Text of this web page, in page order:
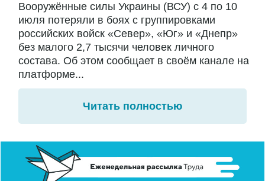
Вооружённые силы Украины (ВСУ) с 4 по 10
июля потеряли в боях с группировками
российских войск «Север», «Юг» и «Днепр»
без малого 2,7 тысячи человек личного
состава. Об этом сообщает в своём канале на
платформе...
Читать полностью